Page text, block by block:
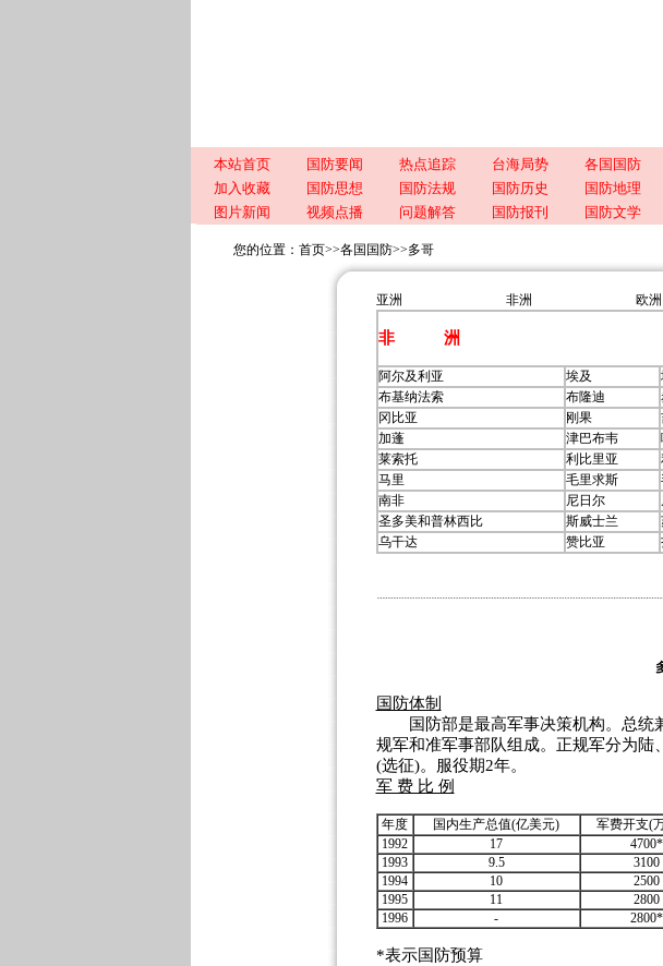
本站首页 国防要闻 热点追踪 台海局势 各国国防
加入收藏
国防思想 国防法规 国防历史 国防地理
图片新闻
视频点播 问题解答 国防报刊 国防文学
您的位置： 首页>>各国国防>>多哥
亚洲 非洲 欧洲
非 洲
阿尔及利亚 埃及
布基纳法索
布隆迪
冈比亚
刚果
加蓬
津巴布韦
莱索托
利比里亚
马里
毛里求斯
南非
尼日尔
圣多美和普林西比
斯威士兰
乌干达
赞比亚
国防体制
国防部是最高军事决策机构。总统
规军和准军事部队组成。正规军分为陆
(选征)。服役期2年。
军 费 比 例
年度 国内生产总值(亿美元) 军费开支(
1992
17 4700*
1993
9.5 3100
1994
10 2500
1995
11 2800
1996
- 2800*
*表示国防预算